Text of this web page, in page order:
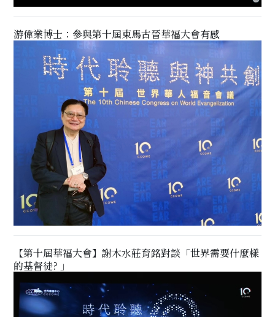
游偉業博士：參與第十屆東馬古晉華福大會有感
【第十屆華福大會】謝木水莊育銘對談「世界需要什麼樣
的基督徒? 」